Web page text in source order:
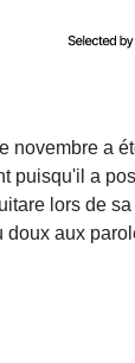
novembre a
puisqu'il a
lors de
aux